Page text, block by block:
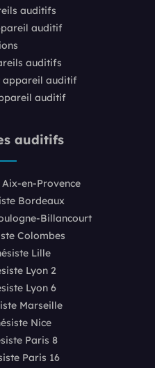
auditifs
auditif
auditifs
appareil auditif
auditif
auditifs
en-Provence
Bordeaux
Billancourt
Colombes
Lille
Lyon 2
Lyon 6
Marseille
Nice
Paris 8
Paris 16